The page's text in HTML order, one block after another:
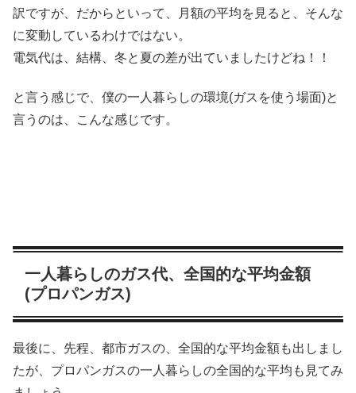
訳ですが、だからといって、月額の平均を見ると、そんな
に変動しているわけではない。
電気代は、結構、冬と夏の差が出ていましたけどね！！
と言う感じで、僕の一人暮らしの環境(ガスを使う場面)と
言うのは、こんな感じです。
一人暮らしのガス代、全国的な平均金額
(プロパンガス)
最後に、先程、都市ガスの、全国的な平均金額も出しまし
たが、プロパンガスの一人暮らしの全国的な平均も見てみ